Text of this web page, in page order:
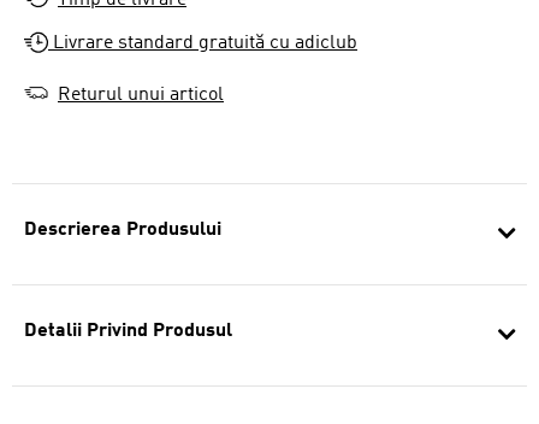
Descrierea Produsului
Detalii Privind Produsul
Livrare standard gratuită cu adiclub
Returul unui articol